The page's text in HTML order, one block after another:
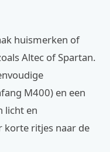
huismerken of
Altec of Spartan.
M400) en een
licht en
korte ritjes naar de